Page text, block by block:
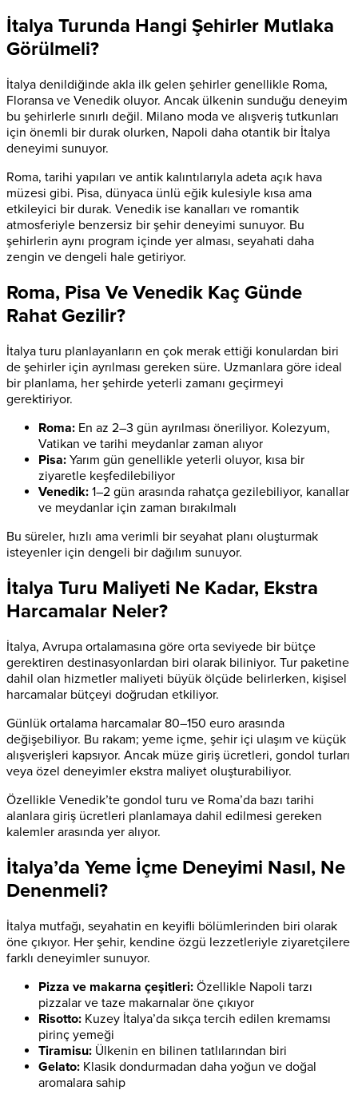
İtalya Turunda Hangi Şehirler Mutlaka
Görülmeli?
İtalya denildiğinde akla ilk gelen şehirler genellikle Roma,
Floransa ve Venedik oluyor. Ancak ülkenin sunduğu deneyim
bu şehirlerle sınırlı değil. Milano moda ve alışveriş tutkunları
için önemli bir durak olurken, Napoli daha otantik bir İtalya
deneyimi sunuyor.
Roma, tarihi yapıları ve antik kalıntılarıyla adeta açık hava
müzesi gibi. Pisa, dünyaca ünlü eğik kulesiyle kısa ama
etkileyici bir durak. Venedik ise kanalları ve romantik
atmosferiyle benzersiz bir şehir deneyimi sunuyor. Bu
şehirlerin aynı program içinde yer alması, seyahati daha
zengin ve dengeli hale getiriyor.
Roma, Pisa Ve Venedik Kaç Günde
Rahat Gezilir?
İtalya turu planlayanların en çok merak ettiği konulardan biri
de şehirler için ayrılması gereken süre. Uzmanlara göre ideal
bir planlama, her şehirde yeterli zamanı geçirmeyi
gerektiriyor.
Roma: En az 2–3 gün ayrılması öneriliyor. Kolezyum,
Vatikan ve tarihi meydanlar zaman alıyor
Pisa: Yarım gün genellikle yeterli oluyor, kısa bir
ziyaretle keşfedilebiliyor
Venedik: 1–2 gün arasında rahatça gezilebiliyor, kanallar
ve meydanlar için zaman bırakılmalı
Bu süreler, hızlı ama verimli bir seyahat planı oluşturmak
isteyenler için dengeli bir dağılım sunuyor.
İtalya Turu Maliyeti Ne Kadar, Ekstra
Harcamalar Neler?
İtalya, Avrupa ortalamasına göre orta seviyede bir bütçe
gerektiren destinasyonlardan biri olarak biliniyor. Tur paketine
dahil olan hizmetler maliyeti büyük ölçüde belirlerken, kişisel
harcamalar bütçeyi doğrudan etkiliyor.
Günlük ortalama harcamalar 80–150 euro arasında
değişebiliyor. Bu rakam; yeme içme, şehir içi ulaşım ve küçük
alışverişleri kapsıyor. Ancak müze giriş ücretleri, gondol turları
veya özel deneyimler ekstra maliyet oluşturabiliyor.
Özellikle Venedik’te gondol turu ve Roma’da bazı tarihi
alanlara giriş ücretleri planlamaya dahil edilmesi gereken
kalemler arasında yer alıyor.
İtalya’da Yeme İçme Deneyimi Nasıl, Ne
Denenmeli?
İtalya mutfağı, seyahatin en keyifli bölümlerinden biri olarak
öne çıkıyor. Her şehir, kendine özgü lezzetleriyle ziyaretçilere
farklı deneyimler sunuyor.
Pizza ve makarna çeşitleri: Özellikle Napoli tarzı
pizzalar ve taze makarnalar öne çıkıyor
Risotto: Kuzey İtalya’da sıkça tercih edilen kremamsı
pirinç yemeği
Tiramisu: Ülkenin en bilinen tatlılarından biri
Gelato: Klasik dondurmadan daha yoğun ve doğal
aromalara sahip